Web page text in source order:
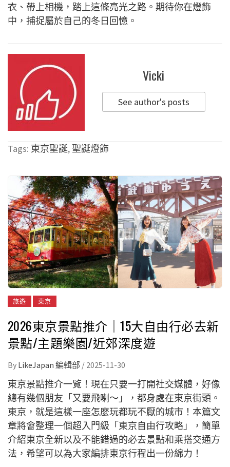
衣、帶上相機，踏上這條亮光之路。期待你在燈飾
中，捕捉屬於自己的冬日回憶。
Vicki
See author's posts
Tags: 東京聖誕,聖誕燈飾
旅遊 東京
2026東京景點推介｜15大自由行必去新
景點/主題樂園/近郊深度遊
By LikeJapan 編輯部 / 2025-11-30
東京景點推介一覧！現在只要一打開社交媒體，好像
總有幾個朋友「又要飛喇～」，都身處在東京街頭。
東京，就是這樣一座怎麼玩都玩不厭的城市！本篇文
章將會整理一個超入門級「東京自由行攻略」，簡單
介紹東京全新以及不能錯過的必去景點和乘搭交通方
法，希望可以為大家編排東京行程出一份綿力！